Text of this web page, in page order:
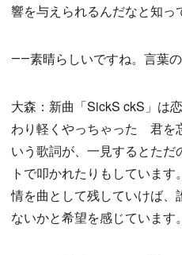
響を与えられるんだなと知っ
――素晴らしいですね。言葉の
大森：新曲「SickS ckS」は
わり軽くやっちゃった 君を
いう歌詞が、一見するとた
トで叩かれたりもしていま
情を曲として残していけば、
ないかと希望を感じています。